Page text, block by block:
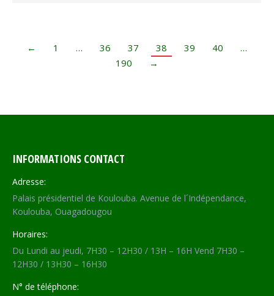
← 1 … 36 37 38 39 40
…
190
→
INFORMATIONS CONTACT
Adresse:
Palais présidentiel de Koulouba. Avenue de l´Indépendance,
Koulouba, Ouagadougou
Horaires:
Du Lundi au jeudi, 7H30 – 12H30 / 13H – 16H Vend 7H30 –
12H30 / 13H30 – 16H30
N° de téléphone: